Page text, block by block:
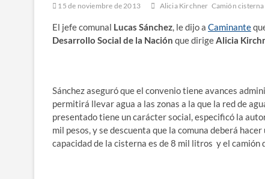
15 de noviembre de 2013 Alicia Kirchner Camión cisterna
El jefe comunal Lucas Sánchez, le dijo a Caminante
Desarrollo Social de la Nación que dirigeAlicia
Sánchez aseguró que el convenio tiene avances
permitirá llevar agua a las zonas a la que la red de
presentado tiene un carácter social, especificó la
mil pesos, y se descuenta que la comuna deberá
capacidad de la cisterna es de 8 mil litros y el camión